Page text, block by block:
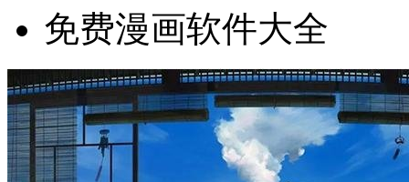
免费漫画软件大全